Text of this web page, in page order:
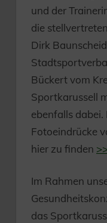
und der
die
Dirk
Bückert vom
Sportkarussell
ebenfalls dabei.
Fotoeindrücke
hier zu finden
Im Rahmen
das